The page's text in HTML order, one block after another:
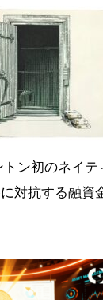
ン初のネイテ
対抗する融資